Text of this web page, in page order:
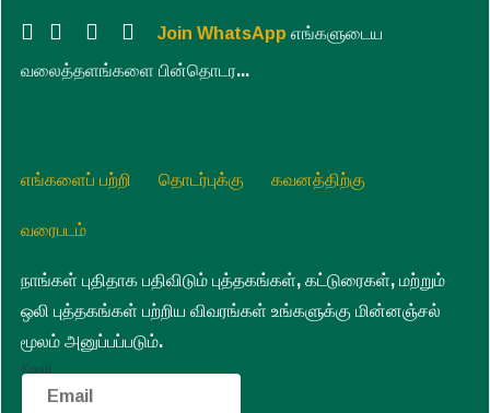
Join WhatsAppஎங்களுடைய
வலைத்தளங்களை பின்தொடர...
எங்களைப் பற்றி தொடர்புக்கு
கவனத்திற்கு
வரைபடம்
நாங்கள் புதிதாக பதிவிடும் புத்தகங்கள், கட்டுரைகள், மற்றும்
ஒலி புத்தகங்கள் பற்றிய விவரங்கள் உங்களுக்கு மின்னஞ்சல்
மூலம் அனுப்பப்படும்.
Email